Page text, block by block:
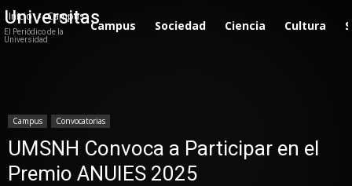
Universitas
El Periódico de la
Universidad
Campus Sociedad Ciencia Cultura
Inicio Campus
Campus Convocatorias
UMSNH Convoca a Participar en el
Premio ANUIES 2025